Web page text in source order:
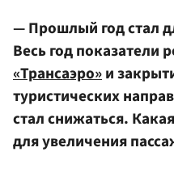
— Прошлый год стал
Весь год показатели
«Трансаэро»и
туристических
стал снижаться.
для увеличения